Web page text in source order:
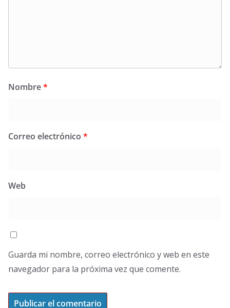
Nombre*
Correo electrónico *
Web
Guarda mi nombre, correo electrónico y web en este
navegador para la próxima vez que comente.